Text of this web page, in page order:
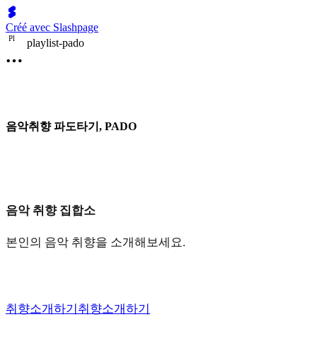
Créé avec Slashpage
Pl playlist-pado
음악취향 파도타기, PADO
음악 취향 집합소
본인의 음악 취향을 소개해보세요.
취향소개하기 취향소개하기